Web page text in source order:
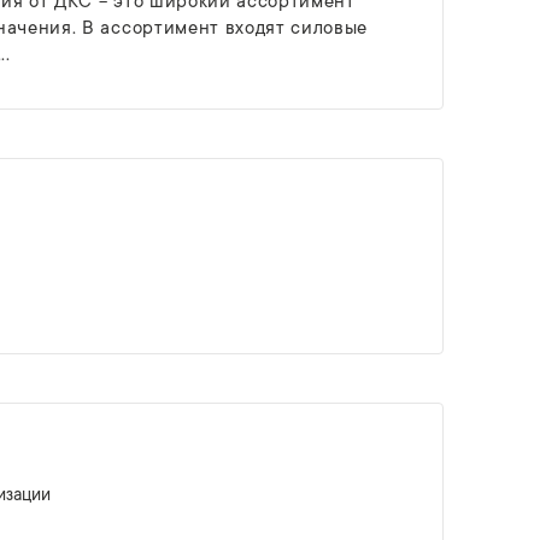
В ассортимент входят силовые